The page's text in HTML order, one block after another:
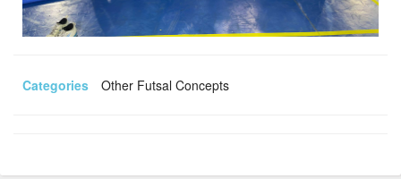
Categories Other Futsal Concepts